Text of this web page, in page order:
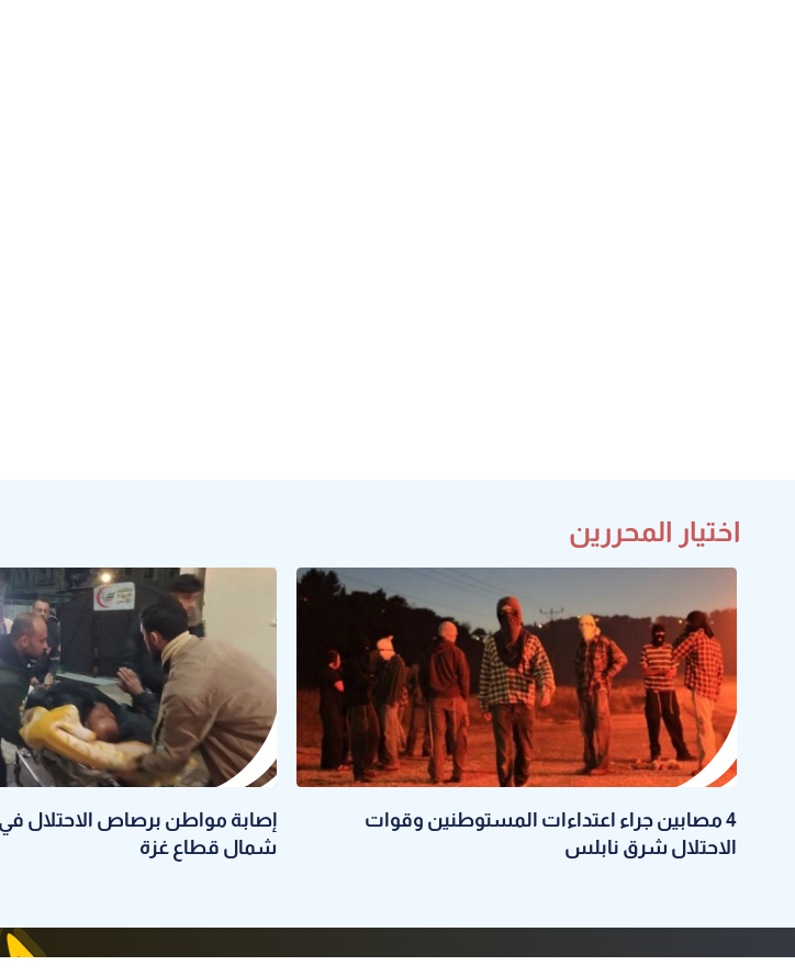
اختيار المحررين
4 مصابين جراء اعتداءات المستوطنين وقوات
الاحتلال شرق نابلس
إصابة مواطن برصاص الاحتلال
شمال قطاع غزة